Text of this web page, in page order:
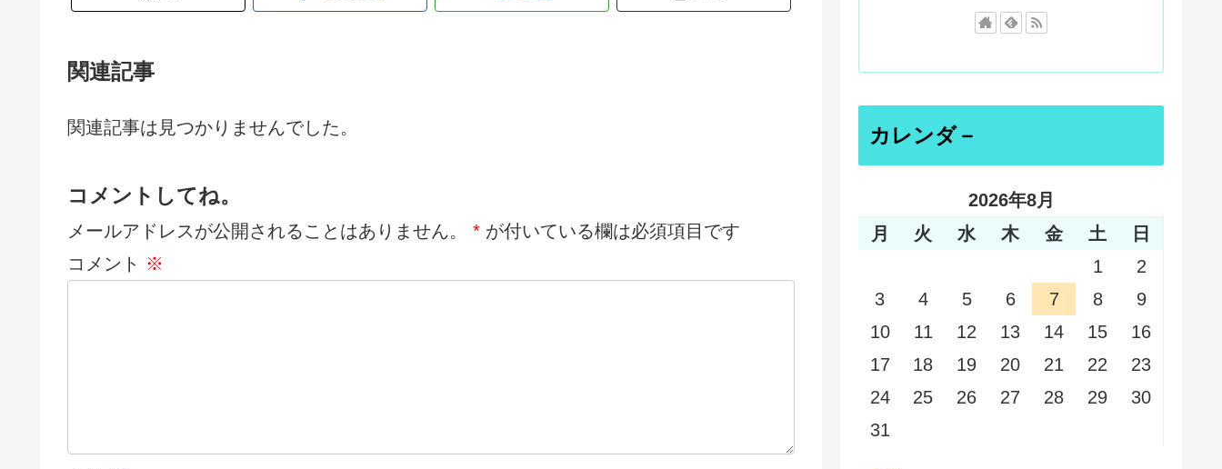
関連記事
関連記事は見つかりませんでした。
コメントしてね。
メールアドレスが公開されることはありません。 * が付いている欄は必須項目です
コメント ※
カレンダ－
2026年8月
月
火 水 木 金 土
日
1
2
3
4 5 6 7 8
9
10
11 12 13 14 15
16
17
18 19 20 21 22
23
24
25 26 27 28 29
30
31